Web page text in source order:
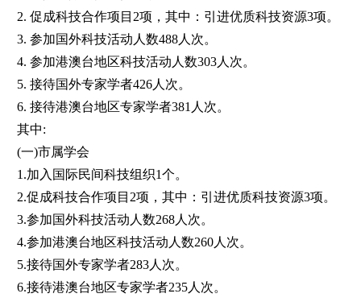
2. 促成科技合作项目2项，其中：引进优质科技资源3项。
3. 参加国外科技活动人数488人次。
4. 参加港澳台地区科技活动人数303人次。
5. 接待国外专家学者426人次。
6. 接待港澳台地区专家学者381人次。
其中:
(一)市属学会
1.加入国际民间科技组织1个。
2.促成科技合作项目2项，其中：引进优质科技资源3项。
3.参加国外科技活动人数268人次。
4.参加港澳台地区科技活动人数260人次。
5.接待国外专家学者283人次。
6.接待港澳台地区专家学者235人次。